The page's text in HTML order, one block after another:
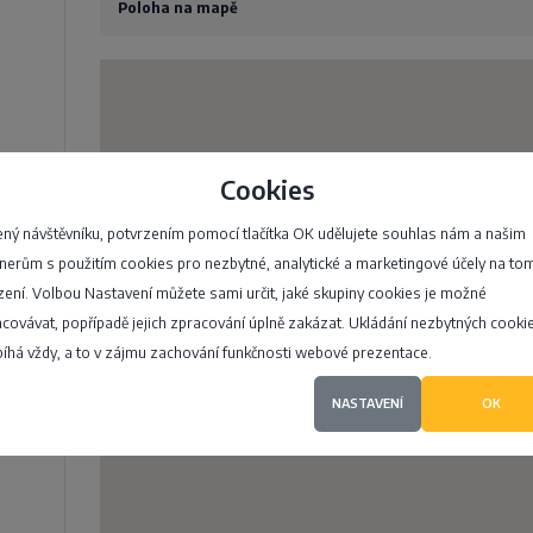
Cookies
návštěvníku, potvrzením pomocí tlačítka OK udělujete souhlas nám a našim
s použitím cookies pro nezbytné, analytické a marketingové účely na
Volbou Nastavení můžete sami určit, jaké skupiny cookies je možné
popřípadě jejich zpracování úplně zakázat. Ukládání nezbytných
vždy, a to v zájmu zachování funkčnosti webové prezentace.
NASTAVENÍ OK
Poloha na mapě